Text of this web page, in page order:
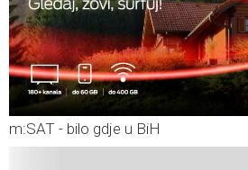
m:SAT - bilo gdje u BiH